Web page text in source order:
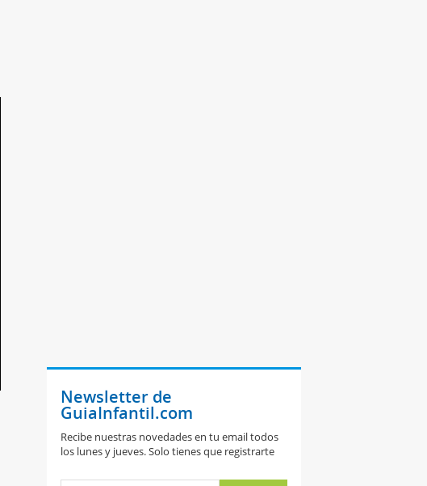
Newsletter de
GuiaInfantil.com
Recibe nuestras novedades en tu email todos
los lunes y jueves. Solo tienes que registrarte